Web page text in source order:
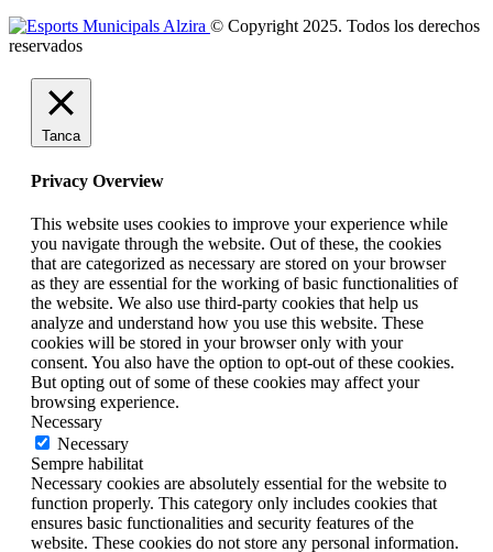
© Copyright 2025. Todos los derechos
reservados
Tanca
Privacy Overview
This website uses cookies to improve your experience while
you navigate through the website. Out of these, the cookies
that are categorized as necessary are stored on your browser
as they are essential for the working of basic functionalities of
the website. We also use third-party cookies that help us
analyze and understand how you use this website. These
cookies will be stored in your browser only with your
consent. You also have the option to opt-out of these cookies.
But opting out of some of these cookies may affect your
browsing experience.
Necessary
Necessary
Sempre habilitat
Necessary cookies are absolutely essential for the website to
function properly. This category only includes cookies that
ensures basic functionalities and security features of the
website. These cookies do not store any personal information.